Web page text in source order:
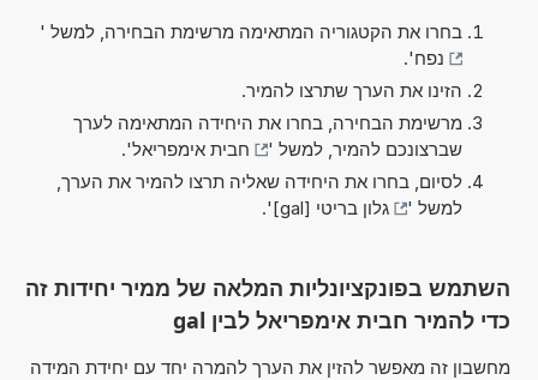
בחרו את הקטגוריה המתאימה מרשימת הבחירה, למשל '
נפח'.
הזינו את הערך שתרצו להמיר.
מרשימת הבחירה, בחרו את היחידה המתאימה לערך
שברצונכם להמיר, למשל '
חבית אימפריאל'.
לסיום, בחרו את היחידה שאליה תרצו להמיר את הערך,
למשל '
גלון בריטי [gal] '.
השתמש בפונקציונליות המלאה של ממיר יחידות זה
כדי להמיר חבית אימפריאל לבין gal
מחשבון זה מאפשר להזין את הערך להמרה יחד עם יחידת המידה